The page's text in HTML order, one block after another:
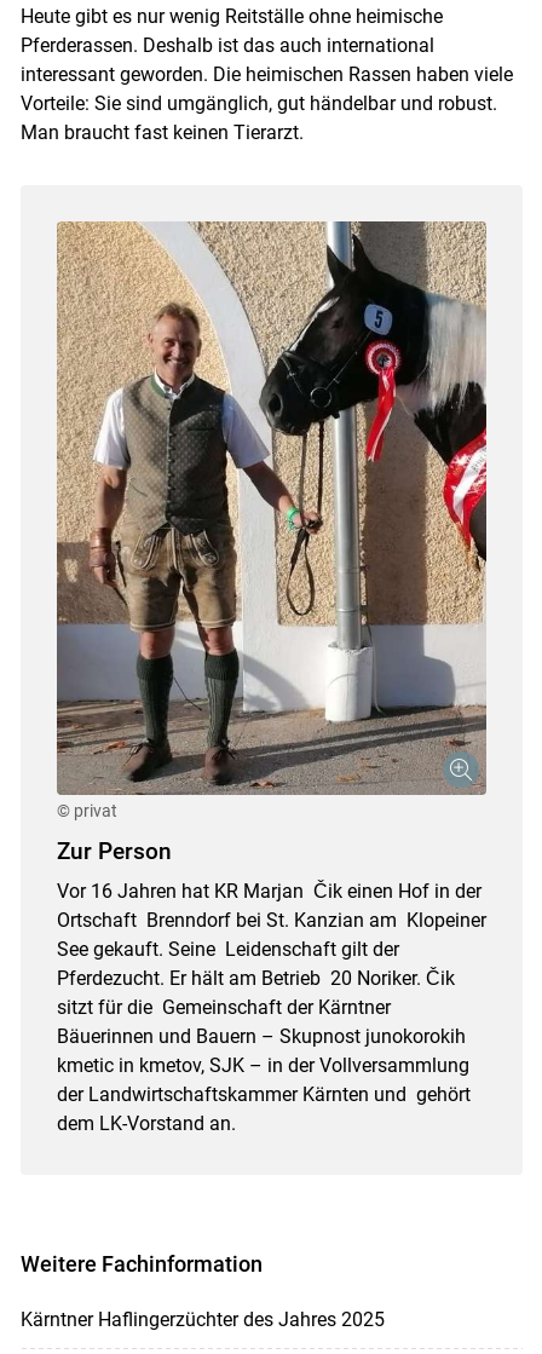
Heute gibt es nur wenig Reitställe ohne heimische
Pferderassen. Deshalb ist das auch international
interessant geworden. Die heimischen Rassen haben viele
Vorteile: Sie sind umgänglich, gut händelbar und robust.
Man braucht fast keinen Tierarzt.
© privat
Zur Person
Vor 16 Jahren hat KR Marjan Čik einen Hof in der
Ortschaft Brenndorf bei St. Kanzian am Klopeiner
See gekauft. Seine Leidenschaft gilt der
Pferdezucht. Er hält am Betrieb 20 Noriker. Čik
sitzt für die Gemeinschaft der Kärntner
Bäuerinnen und Bauern – Skupnost junokorokih
kmetic in kmetov, SJK – in der Vollversammlung
der Landwirtschaftskammer Kärnten und gehört
dem LK-Vorstand an.
Weitere Fachinformation
Kärntner Haflingerzüchter des Jahres 2025